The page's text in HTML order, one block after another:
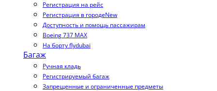
Регистрация на рейс
Регистрация в городеNew
Доступность и помощь пассажирам
Boeing 737 MAX
На борту flydubai
Багаж
Ручная кладь
Регистрируемый багаж
Запрещенные и ограниченные предметы